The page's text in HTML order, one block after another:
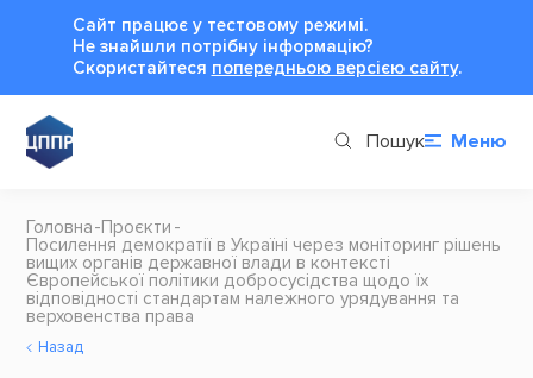
Сайт працює у тестовому режимі.
Не знайшли потрібну інформацію?
Cкористайтеся попередньою версією сайту.
Пошук Меню
Головна Проєкти
Посилення демократії в Україні через моніторинг рішень
вищих органів державної влади в контексті
Європейської політики добросусідства щодо їх
відповідності стандартам належного урядування та
верховенства права
Назад